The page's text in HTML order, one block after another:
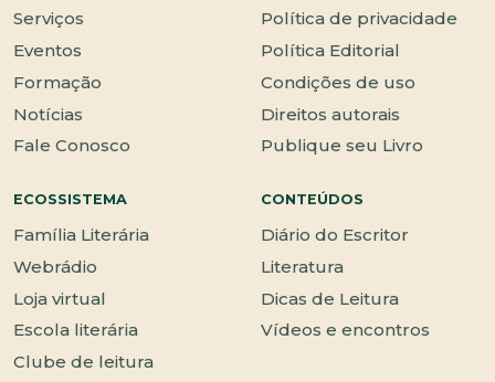
Serviços
Eventos
Formação
Notícias
Fale Conosco
Política de privacidade
Política Editorial
Condições de uso
Direitos autorais
Publique seu Livro
ECOSSISTEMA
Família Literária
Webrádio
Loja virtual
Escola literária
Clube de leitura
CONTEÚDOS
Diário do Escritor
Literatura
Dicas de Leitura
Vídeos e encontros